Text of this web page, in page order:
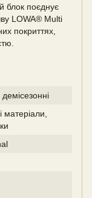
блок поєднує
LOWA® Multi
покриттях,
демісезонні
матеріали,